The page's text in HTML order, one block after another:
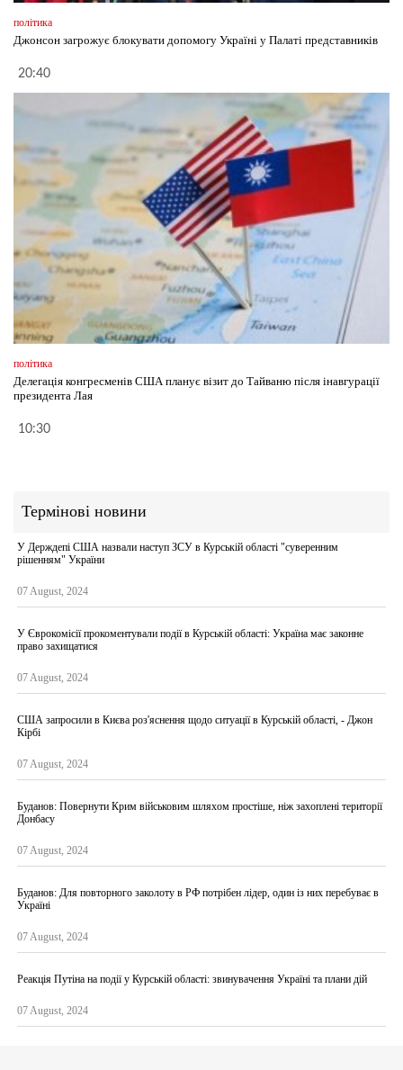
політика
Джонсон загрожує блокувати допомогу Україні у Палаті представників
20:40
політика
Делегація конгресменів США планує візит до Тайваню після інавгурації
президента Лая
10:30
Термінові новини
У Держдепі США назвали наступ ЗСУ в Курській області "суверенним
рішенням" України
07 August, 2024
У Єврокомісії прокоментували події в Курській області: Україна має законне
право захищатися
07 August, 2024
США запросили в Києва роз'яснення щодо ситуації в Курській області, - Джон
Кірбі
07 August, 2024
Буданов: Повернути Крим військовим шляхом простіше, ніж захоплені території
Донбасу
07 August, 2024
Буданов: Для повторного заколоту в РФ потрібен лідер, один із них перебуває в
Україні
07 August, 2024
Реакція Путіна на події у Курській області: звинувачення Україні та плани дій
07 August, 2024